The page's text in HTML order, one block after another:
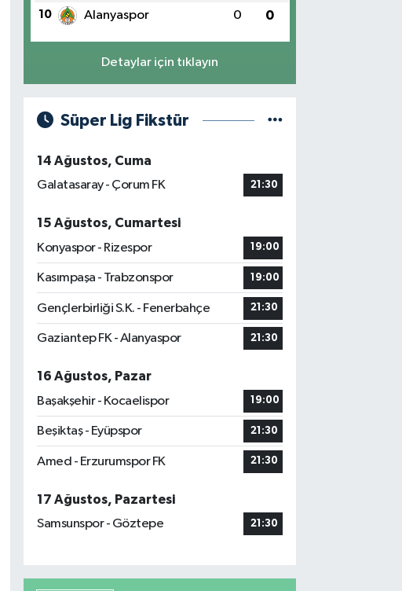
10 Alanyaspor 0 0
Detaylar için tıklayın
Süper Lig Fikstür
14 Ağustos, Cuma
Galatasaray - Çorum FK
21:30
15 Ağustos, Cumartesi
Konyaspor - Rizespor
19:00
Kasımpaşa - Trabzonspor 19:00
Gençlerbirliği S.K. - Fenerbahçe 21:30
Gaziantep FK - Alanyaspor 21:30
16 Ağustos, Pazar
Başakşehir - Kocaelispor
19:00
Beşiktaş - Eyüpspor 21:30
Amed - Erzurumspor FK 21:30
17 Ağustos, Pazartesi
Samsunspor - Göztepe
21:30